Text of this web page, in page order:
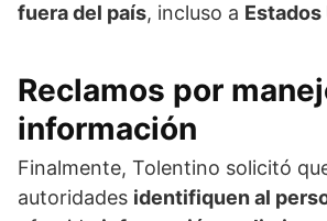
fuera del país, incluso a Estados
Reclamos por
información
Finalmente, Tolentino solicitó
autoridades identifiquen al